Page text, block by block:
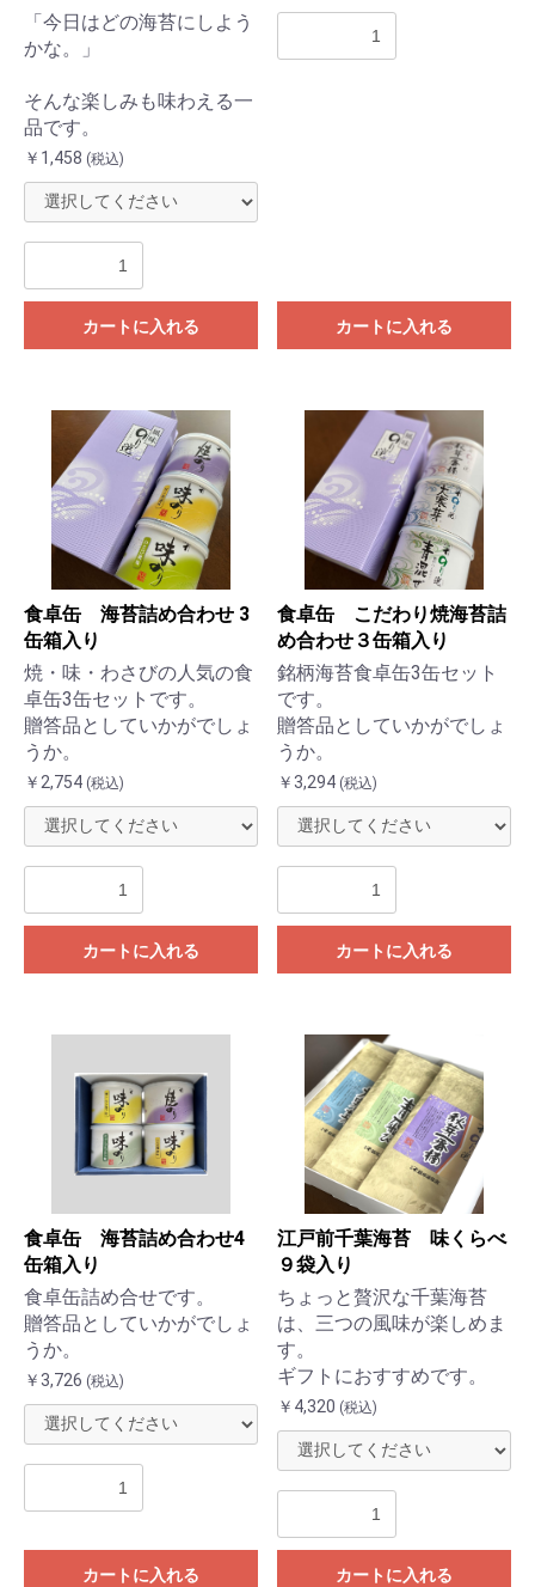
「今日はどの海苔にしよう
かな。」
そんな楽しみも味わえる一
品です。
￥1,458 (税込)
カートに入れる カートに入れる
食卓缶 海苔詰め合わせ 3
缶箱入り
焼・味・わさびの人気の食
卓缶3缶セットです。
贈答品としていかがでしょ
うか。
￥2,754 (税込)
カートに入れる
食卓缶 こだわり焼海苔詰
め合わせ３缶箱入り
銘柄海苔食卓缶3缶セット
です。
贈答品としていかがでしょ
うか。
￥3,294 (税込)
カートに入れる
食卓缶 海苔詰め合わせ4
缶箱入り
食卓缶詰め合せです。
贈答品としていかがでしょ
うか。
￥3,726 (税込)
カートに入れる
江戸前千葉海苔 味くらべ
９袋入り
ちょっと贅沢な千葉海苔
は、三つの風味が楽しめま
す。
ギフトにおすすめです。
￥4,320 (税込)
カートに入れる